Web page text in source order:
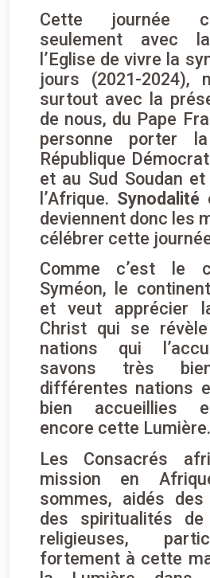
Cette journée
seulement avec
l’Eglise de vivre la
jours (2021-2024),
surtout avec la
de nous, du Pape
personne porter
République
et au Sud Soudan
l’Afrique. Synodalité
deviennent donc les
célébrer cette
Comme c’est le
Syméon, le
et veut apprécier
Christ qui se
nations qui
savons très
différentes nations
bien accueillies
encore cette Lumière.
Les Consacrés
mission en
sommes, aidés
des spiritualités
religieuses,
fortement à cette